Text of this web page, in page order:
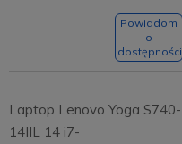
Powiadom
o
dostępności
Laptop Lenovo Yoga S740-
14IIL 14 i7-